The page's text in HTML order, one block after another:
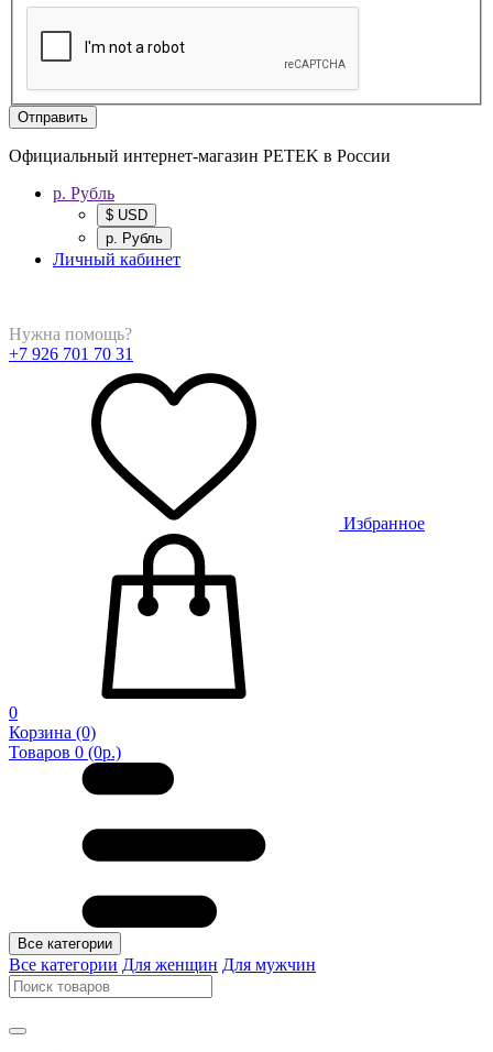
Отправить
Официальный интернет-магазин PETEK в России
р. Рубль
$ USD
р. Рубль
Личный кабинет
Нужна помощь?
+7 926 701 70 31
Избранное
0
Корзина (0)
Товаров 0 (0р.)
Все категории
Все категории Для женщин Для мужчин